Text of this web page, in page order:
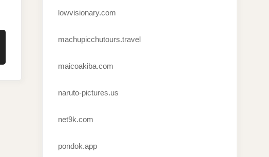
lowvisionary.com
machupicchutours.travel
maicoakiba.com
naruto-pictures.us
net9k.com
pondok.app